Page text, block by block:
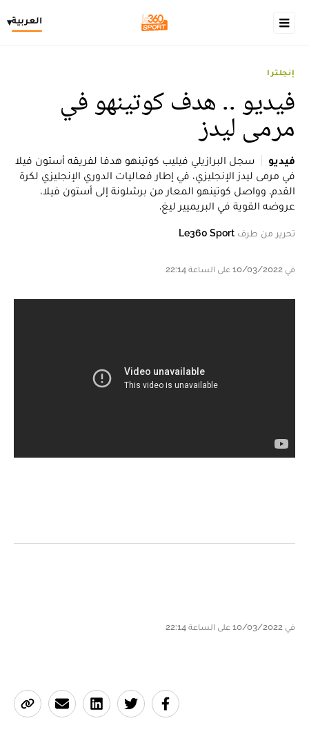
العربية▾
إنجلترا
فيديو .. هدف كوتينهو في
مرمى ليدز
فيديو
سجل البرازيلي فيليب كوتينهو هدفا لفريقه أستون فيلا
في مرمى ليدز الإنجليزي، في إطار فعاليات الدوري الإنجليزي لكرة
القدم. وواصل كوتينهو المعار من برشلونة إلى أستون فيلا،
عروضه القوية في البريميير ليغ.
تحرير من طرف Le360 Sport
في 10/03/2022 على الساعة 22:14
في 10/03/2022 على الساعة 22:14